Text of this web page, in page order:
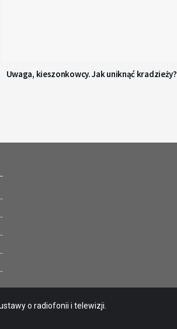
Uwaga, kieszonkowcy. Jak uniknąć kradzieży?
o radiofonii i telewizji.